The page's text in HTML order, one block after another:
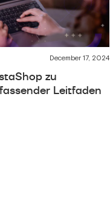
December 17, 2024
zu
Leitfaden